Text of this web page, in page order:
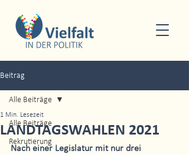
Beitrag
Alle Beiträge
Rekrutierung
Alle Beiträge
LANDTAGSWAHLEN 2021
1 Min. Lesezeit
Nach einer Legislatur mit nur drei